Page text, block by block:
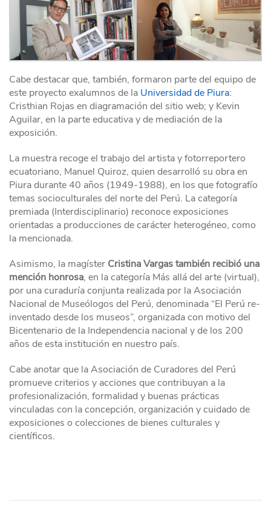
Cabe destacar que, también, formaron parte del equipo de
este proyecto exalumnos de la Universidad de Piura:
Cristhian Rojas en diagramación del sitio web; y Kevin
Aguilar, en la parte educativa y de mediación de la
exposición.
La muestra recoge el trabajo del artista y fotorreportero
ecuatoriano, Manuel Quiroz, quien desarrolló su obra en
Piura durante 40 años (1949-1988), en los que fotografío
temas socioculturales del norte del Perú. La categoría
premiada (Interdisciplinario) reconoce exposiciones
orientadas a producciones de carácter heterogéneo, como
la mencionada.
Asimismo, la magíster Cristina Vargas también recibió una
mención honrosa, en la categoría Más allá del arte (virtual),
por una curaduría conjunta realizada por la Asociación
Nacional de Museólogos del Perú, denominada “El Perú re-
inventado desde los museos”, organizada con motivo del
Bicentenario de la Independencia nacional y de los 200
años de esta institución en nuestro país.
Cabe anotar que la Asociación de Curadores del Perú
promueve criterios y acciones que contribuyan a la
profesionalización, formalidad y buenas prácticas
vinculadas con la concepción, organización y cuidado de
exposiciones o colecciones de bienes culturales y
científicos.